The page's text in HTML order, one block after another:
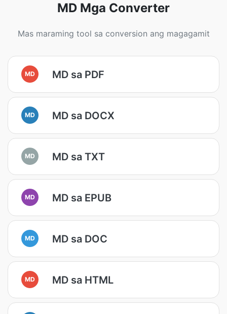
MD Mga Converter
Mas maraming tool sa conversion ang magagamit
MD MD sa PDF
MD MD sa DOCX
MD MD sa TXT
MD MD sa EPUB
MD MD sa DOC
MD MD sa HTML